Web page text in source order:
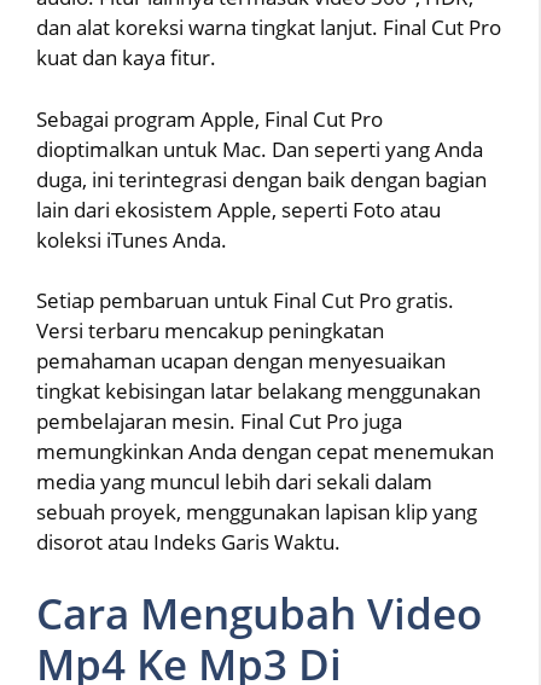
dan alat koreksi warna tingkat lanjut. Final Cut Pro
kuat dan kaya fitur.
Sebagai program Apple, Final Cut Pro
dioptimalkan untuk Mac. Dan seperti yang Anda
duga, ini terintegrasi dengan baik dengan bagian
lain dari ekosistem Apple, seperti Foto atau
koleksi iTunes Anda.
Setiap pembaruan untuk Final Cut Pro gratis.
Versi terbaru mencakup peningkatan
pemahaman ucapan dengan menyesuaikan
tingkat kebisingan latar belakang menggunakan
pembelajaran mesin. Final Cut Pro juga
memungkinkan Anda dengan cepat menemukan
media yang muncul lebih dari sekali dalam
sebuah proyek, menggunakan lapisan klip yang
disorot atau Indeks Garis Waktu.
Cara Mengubah Video
Mp4 Ke Mp3 Di